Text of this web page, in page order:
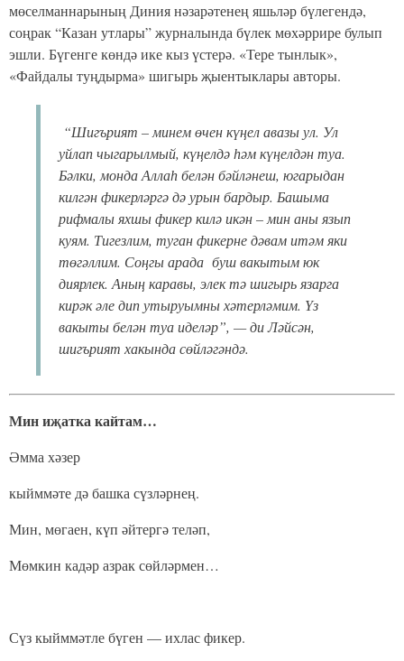
мөселманнарының Диния нәзарәтенең яшьләр бүлегендә,
соңрак “Казан утлары” журналында бүлек мөхәррире булып
эшли. Бүгенге көндә ике кыз үстерә. «Тере тынлык»,
«Файдалы туңдырма» шигырь җыентыклары авторы.
“Шигърият – минем өчен күңел авазы ул. Ул
уйлап чыгарылмый, күңелдә һәм күңелдән туа.
Бәлки, монда Аллаһ белән бәйләнеш, югарыдан
килгән фикерләргә дә урын бардыр. Башыма
рифмалы яхшы фикер килә икән – мин аны язып
куям. Тигезлим, туган фикерне дәвам итәм яки
төгәллим. Соңгы арада буш вакытым юк
диярлек. Аның каравы, элек тә шигырь язарга
кирәк әле дип утыруымны хәтерләмим. Үз
вакыты белән туа иделәр”, — ди Ләйсән,
шигърият хакында сөйләгәндә.
Мин иҗатка кайтам…
Әмма хәзер
кыйммәте дә башка сүзләрнең.
Мин, мөгаен, күп әйтергә теләп,
Мөмкин кадәр азрак сөйләрмен…
Сүз кыйммәтле бүген — ихлас фикер.